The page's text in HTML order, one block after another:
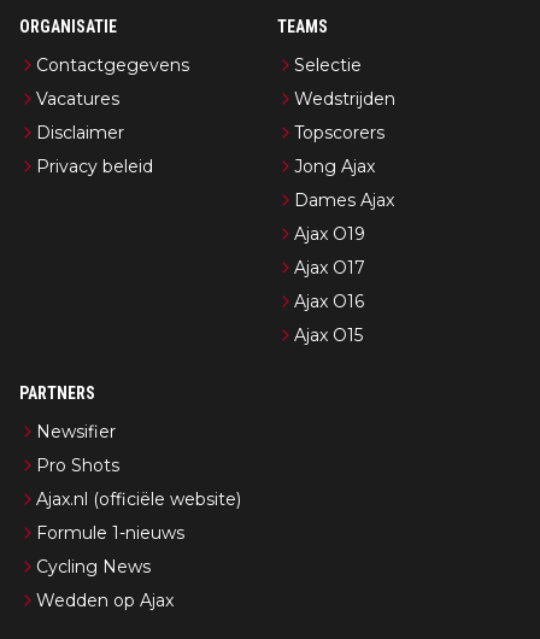
ORGANISATIE
Contactgegevens
Vacatures
Disclaimer
Privacy beleid
TEAMS
Selectie
Wedstrijden
Topscorers
Jong Ajax
Dames Ajax
Ajax O19
Ajax O17
Ajax O16
Ajax O15
PARTNERS
Newsifier
Pro Shots
Ajax.nl (officiële website)
Formule 1-nieuws
Cycling News
Wedden op Ajax